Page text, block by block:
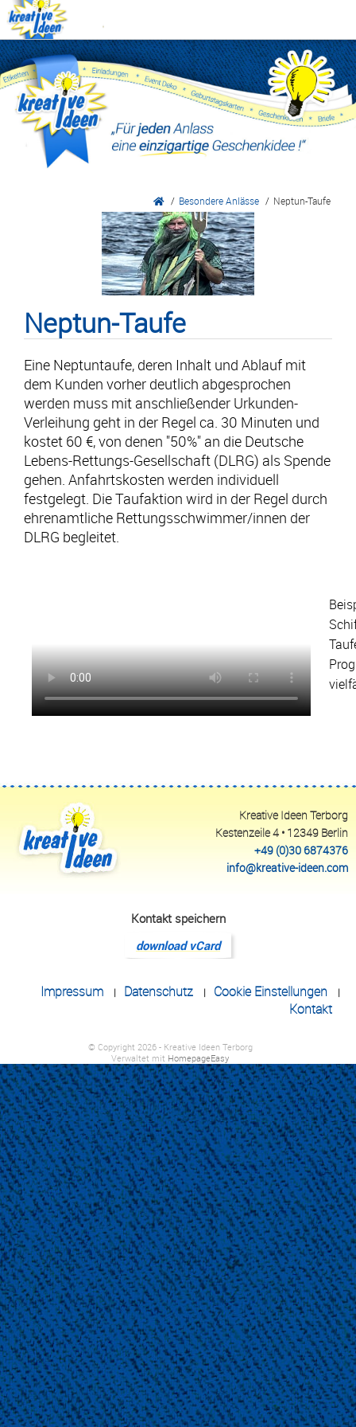
Home zurück
Geburt/Taufe
Konfirmation/Kommunion
Dienstjubiläum/Beförderung
Vereinsleben
Feiertage
Abschied/Krankheit/Tod
Neptun-Taufe
Kreative Ideen Terborg
Kestenzeile 4
12349 Berlin • Deutschland
E-Mail Anrufen
Impressum
Verwaltet mit HomepageEasy
/ Besondere Anlässe / Neptun-Taufe
Neptun-Taufe
Eine Neptuntaufe, deren Inhalt und Ablauf mit
dem Kunden vorher deutlich abgesprochen
werden muss mit anschließender Urkunden-
Verleihung geht in der Regel ca. 30 Minuten und
kostet 60 €, von denen "50%" an die Deutsche
Lebens-Rettungs-Gesellschaft (DLRG) als Spende
gehen. Anfahrtskosten werden individuell
festgelegt. Die Taufaktion wird in der Regel durch
ehrenamtliche Rettungsschwimmer/innen der
DLRG begleitet.
Kreative Ideen Terborg
Kestenzeile 4 • 12349 Berlin
+49 (0)30 6874376
info@kreative-ideen.com
Kontakt speichern
Impressum | Datenschutz | Cookie Einstellungen |
Kontakt
© Copyright 2026 - Kreative Ideen Terborg
Verwaltet mit HomepageEasy